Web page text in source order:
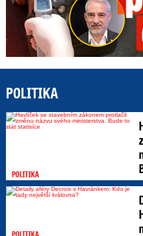
POLITIKA
POLITIKA
POLITIKA